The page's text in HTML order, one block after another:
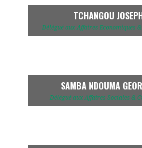
TCHANGOU
Délégué aux Affaires Economiques
SAMBA NDOUMA
Délégué aux Affaires Sociales &